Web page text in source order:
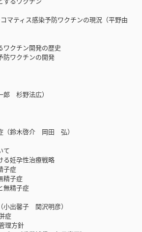
ティス感染予防ワクチンの現況（平野由
クチン開発の歴史
ワクチンの開発
杉野法広）
鈴木啓介 岡田 弘）
妊孕性治療戦略
症
子症
精子症
出馨子 関沢明彦）
症
方針